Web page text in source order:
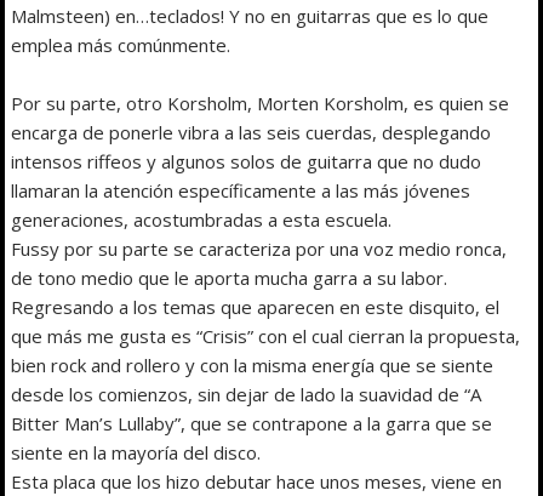
Malmsteen) en…teclados! Y no en guitarras que es lo que
emplea más comúnmente.
Por su parte, otro Korsholm, Morten Korsholm, es quien se
encarga de ponerle vibra a las seis cuerdas, desplegando
intensos riffeos y algunos solos de guitarra que no dudo
llamaran la atención específicamente a las más jóvenes
generaciones, acostumbradas a esta escuela.
Fussy por su parte se caracteriza por una voz medio ronca,
de tono medio que le aporta mucha garra a su labor.
Regresando a los temas que aparecen en este disquito, el
que más me gusta es “Crisis” con el cual cierran la propuesta,
bien rock and rollero y con la misma energía que se siente
desde los comienzos, sin dejar de lado la suavidad de “A
Bitter Man’s Lullaby”, que se contrapone a la garra que se
siente en la mayoría del disco.
Esta placa que los hizo debutar hace unos meses, viene en